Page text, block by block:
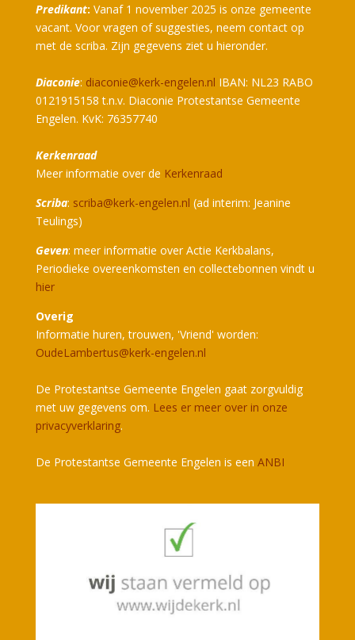
Predikant: Vanaf 1 november 2025 is onze gemeente
vacant. Voor vragen of suggesties, neem contact op
met de scriba. Zijn gegevens ziet u hieronder.
Diaconie: diaconie@kerk-engelen.nl IBAN: NL23 RABO
0121915158 t.n.v. Diaconie Protestantse Gemeente
Engelen. KvK: 76357740
Kerkenraad
Meer informatie over de Kerkenraad
Scriba: scriba@kerk-engelen.nl (ad interim: Jeanine
Teulings)
Geven: meer informatie over Actie Kerkbalans,
Periodieke overeenkomsten en collectebonnen vindt u
hier
Overig
Informatie huren, trouwen, 'Vriend' worden:
OudeLambertus@kerk-engelen.nl
De Protestantse Gemeente Engelen gaat zorgvuldig
met uw gegevens om. Lees er meer over in onze
privacyverklaring.
De Protestantse Gemeente Engelen is een ANBI